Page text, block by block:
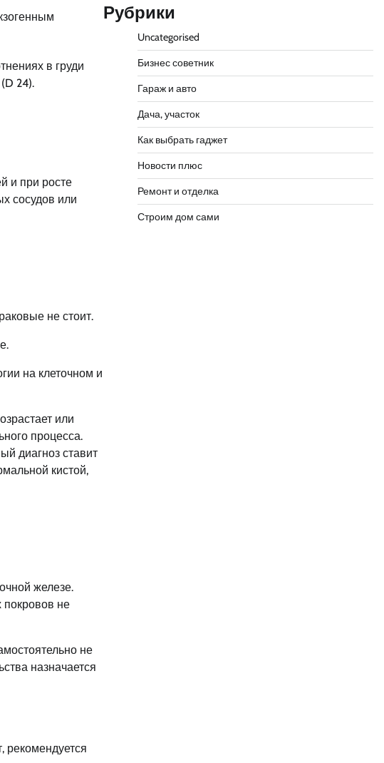
в груди
24).
и при росте
сосудов или
не стоит.
на клеточном и
или
процесса.
диагноз ставит
кистой,
железе.
покровов не
не
назначается
рекомендуется
Рубрики
Uncategorised
Бизнес советник
Гараж и авто
Дача, участок
Как выбрать гаджет
Новости плюс
Ремонт и отделка
Строим дом сами